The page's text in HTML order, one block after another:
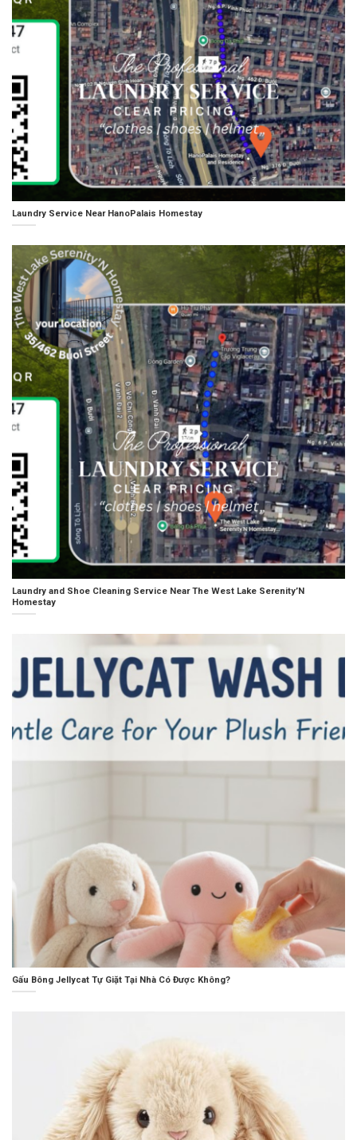
Laundry Service Near HanoPalais Homestay
Laundry and Shoe Cleaning Service Near The West Lake Serenity’N
Homestay
Gấu Bông Jellycat Tự Giặt Tại Nhà Có Được Không?